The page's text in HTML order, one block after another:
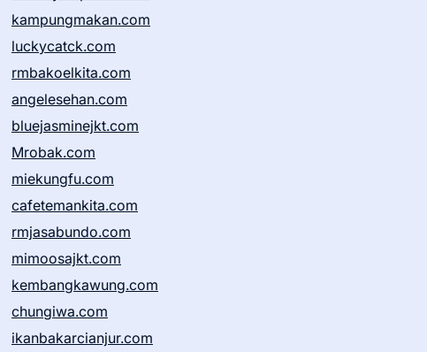
kampungmakan.com
luckycatck.com
rmbakoelkita.com
angelesehan.com
bluejasminejkt.com
Mrobak.com
miekungfu.com
cafetemankita.com
rmjasabundo.com
mimoosajkt.com
kembangkawung.com
chungiwa.com
ikanbakarcianjur.com